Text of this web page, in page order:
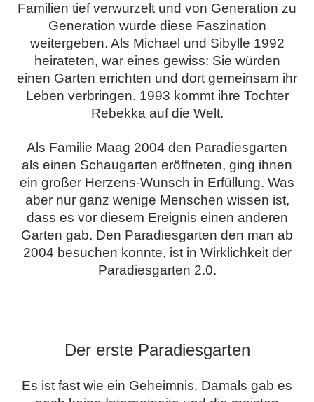
Familien tief verwurzelt und von Generation zu
Generation wurde diese Faszination
weitergeben. Als Michael und Sibylle 1992
heirateten, war eines gewiss: Sie würden
einen Garten errichten und dort gemeinsam ihr
Leben verbringen. 1993 kommt ihre Tochter
Rebekka auf die Welt.
Als Familie Maag 2004 den Paradiesgarten
als einen Schaugarten eröffneten, ging ihnen
ein großer Herzens-Wunsch in Erfüllung. Was
aber nur ganz wenige Menschen wissen ist,
dass es vor diesem Ereignis einen anderen
Garten gab. Den Paradiesgarten den man ab
2004 besuchen konnte, ist in Wirklichkeit der
Paradiesgarten 2.0.
Der erste Paradiesgarten
Es ist fast wie ein Geheimnis. Damals gab es